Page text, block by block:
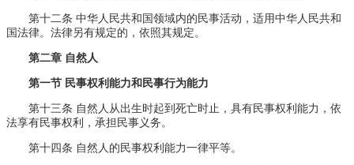
第十二条 中华人民共和国领域内的民事活动，适用中华人民共和
国法律。法律另有规定的，依照其规定。
第二章 自然人
第一节 民事权利能力和民事行为能力
第十三条 自然人从出生时起到死亡时止，具有民事权利能力，依
法享有民事权利，承担民事义务。
第十四条 自然人的民事权利能力一律平等。